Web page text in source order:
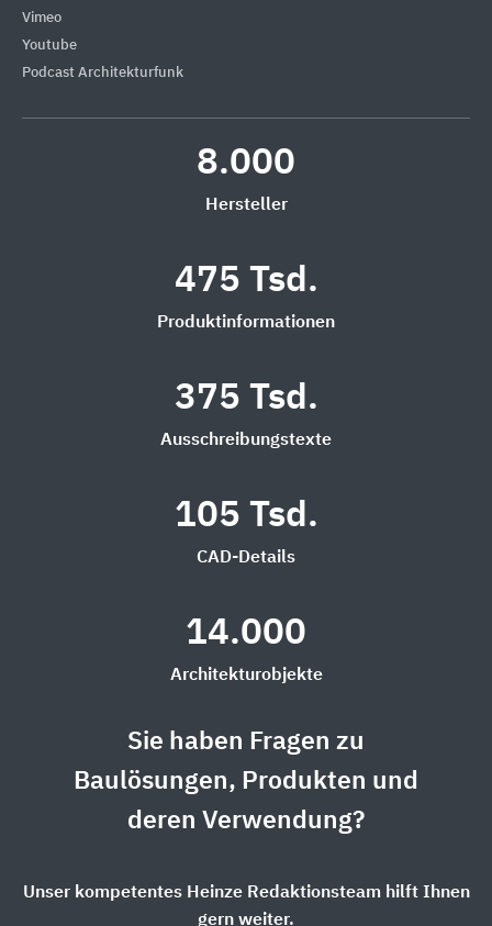
Vimeo
Youtube
Podcast Architekturfunk
8.000
Hersteller
475 Tsd.
Produktinformationen
375 Tsd.
Ausschreibungstexte
105 Tsd.
CAD-Details
14.000
Architekturobjekte
Sie haben Fragen zu
Baulösungen, Produkten und
deren Verwendung?
Unser kompetentes Heinze Redaktionsteam hilft Ihnen
gern weiter.